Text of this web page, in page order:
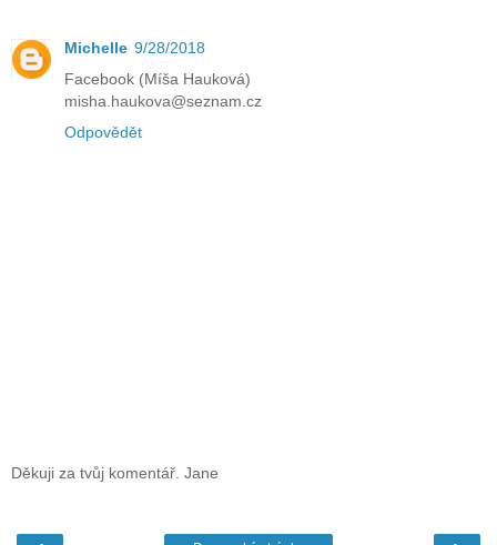
Michelle 9/28/2018
Facebook (Míša Hauková)
misha.haukova@seznam.cz
Odpovědět
Děkuji za tvůj komentář. Jane